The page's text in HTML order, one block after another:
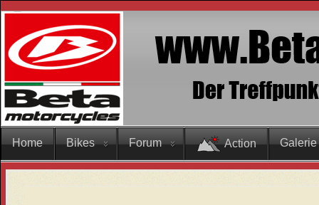
Home Bikes Forum Action Galerie